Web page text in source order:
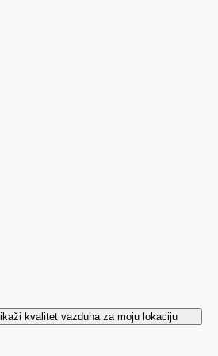
kvalitet vazduha za moju lokaciju